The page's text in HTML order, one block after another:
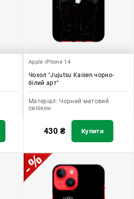
Apple iPhone 14
Чохол "Jujutsu Kaisen чорно-
білий арт"
Матеріал: Чорний матовий
силікон
430 ₴ Купити